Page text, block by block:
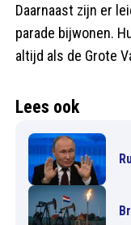
Daarnaast zijn er
parade bijwonen.
altijd als de Grote
Lees ook